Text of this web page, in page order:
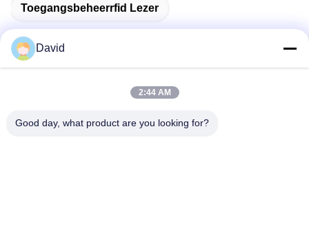
Toegangsbeheerrfid Lezer
Adres
David
2:44 AM
Good day, what product are you looking for?